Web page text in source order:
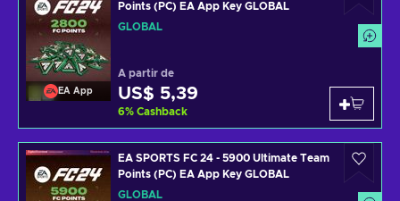
EA App
Points (PC) EA App Key GLOBAL
GLOBAL
A partir de
US$ 5,39
6% Cashback
EA SPORTS FC 24 - 5900 Ultimate Team
Points (PC) EA App Key GLOBAL
GLOBAL